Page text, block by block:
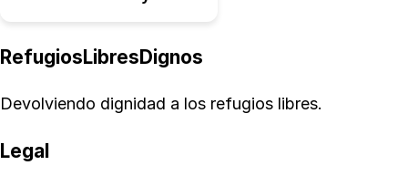
RefugiosLibresDignos
Devolviendo dignidad a los refugios libres.
Legal